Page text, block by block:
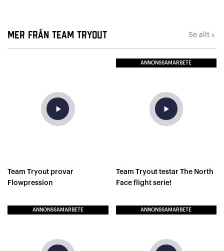
Mer från TEAM TRYOUT Se allt keyboard_arrow_right
play_arrow
Team Tryout provar
Flowpression
ANNONSSAMARBETE
play_arrow
Team Tryout testar The North
Face flight serie!
ANNONSSAMARBETE ANNONSSAMARBETE